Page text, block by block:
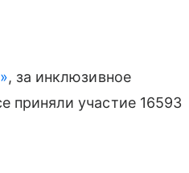
, за инклюзивное
приняли участие 16593